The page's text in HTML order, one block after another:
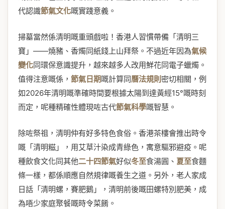
代認識節氣文化嘅實踐意義。
掃墓當然係清明嘅重頭戲啦！香港人習慣帶備「清明三
寶」——燒豬、香燭同紙錢上山拜祭。不過近年因為氣候
變化同環保意識提升，越來越多人改用鮮花同電子蠟燭。
值得注意嘅係， 節氣日期嘅計算同曆法規則 密切相關，例
如2026年清明嘅準確時間要根據太陽到達黃經15°嘅時刻
而定，呢種精確性體現咗古代節氣科學嘅智慧。
除咗祭祖，清明仲有好多特色食俗。香港茶樓會推出時令
嘅「清明糍」，用艾草汁染成青綠色，寓意驅邪避疫。呢
種飲食文化同其他二十四節氣好似冬至食湯圓、 夏至食麵
條一樣，都係順應自然規律嘅養生之道。另外，老人家成
日話「清明螺，賽肥鵝」，清明前後嘅田螺特別肥美，成
為唔少家庭聚餐嘅時令菜餚。